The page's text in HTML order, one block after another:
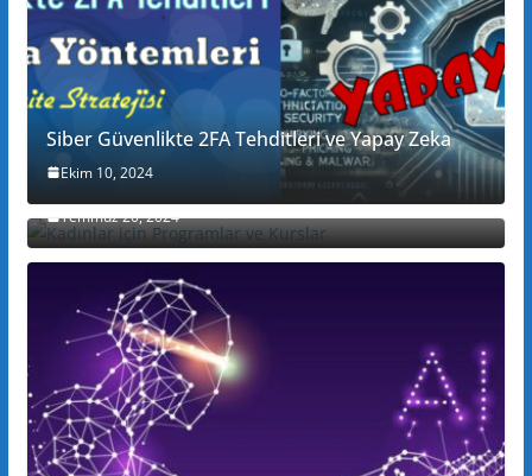
Siber Güvenlikte 2FA Tehditleri ve Yapay Zeka
Ekim 10, 2024
Kadınlar için Programlar ve Kurslar
Temmuz 20, 2024